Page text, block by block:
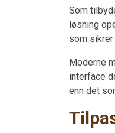
Som
løsning
som
Moderne
interface
enn det